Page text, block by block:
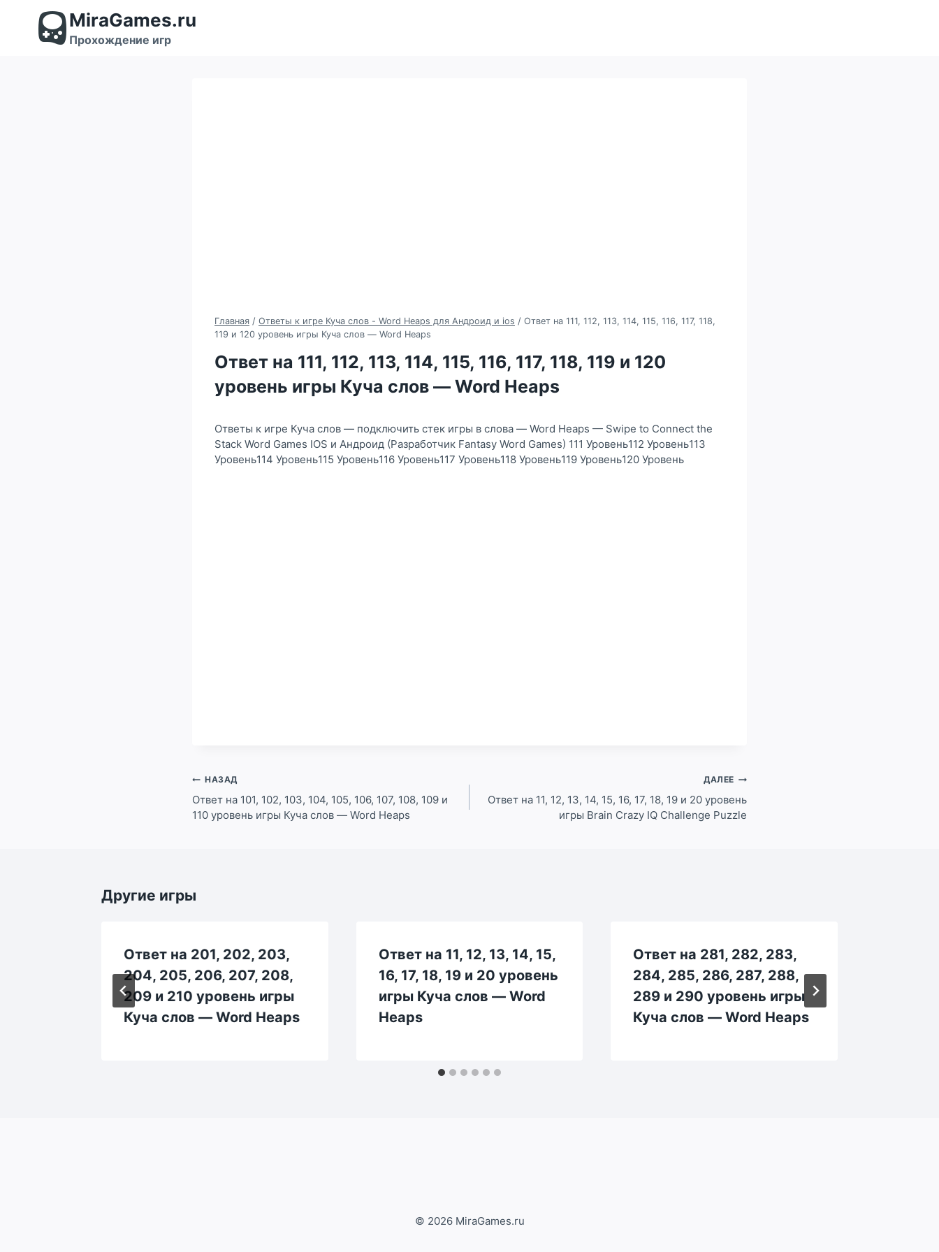
содержимому
MiraGames.ru
Прохождение игр
Главная / Ответы к игре Куча слов - Word Heaps для Андроид и ios / Ответ на 111, 112, 113, 114, 115, 116, 117, 118,
119 и 120 уровень игры Куча слов — Word Heaps
Ответ на 111, 112, 113, 114, 115, 116, 117, 118, 119 и 120
уровень игры Куча слов — Word Heaps
Ответы к игре Куча слов — подключить стек игры в слова — Word Heaps — Swipe to Connect the
Stack Word Games IOS и Андроид (Разработчик Fantasy Word Games) 111 Уровень112 Уровень113
Уровень114 Уровень115 Уровень116 Уровень117 Уровень118 Уровень119 Уровень120 Уровень
Навигация
по
записям
НАЗАД
Ответ на 101, 102, 103, 104, 105, 106, 107, 108, 109 и
110 уровень игры Куча слов — Word Heaps
ДАЛЕЕ
Ответ на 11, 12, 13, 14, 15, 16, 17, 18, 19 и 20 уровень
игры Brain Crazy IQ Challenge Puzzle
Другие игры
Ответ на 201, 202, 203,
204, 205, 206, 207, 208,
209 и 210 уровень игры
Куча слов — Word Heaps
Ответ на 11, 12, 13, 14, 15,
16, 17, 18, 19 и 20 уровень
игры Куча слов — Word
Heaps
Ответ на 281, 282, 283,
284, 285, 286, 287, 288,
289 и 290 уровень игры
Куча слов — Word Heaps
© 2026 MiraGames.ru